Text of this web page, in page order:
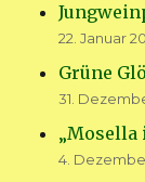
22. Januar
Grüne
31.
„Mosella
4.